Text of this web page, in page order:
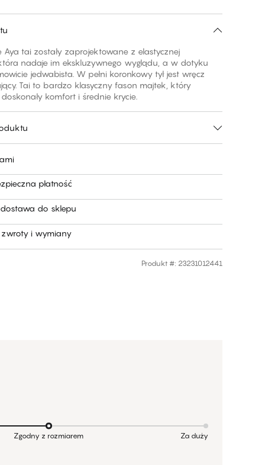
Aya tai zostały zaprojektowane z elastycznej
nadaje im ekskluzywnego wyglądu, a w dotyku
jedwabista. W pełni koronkowy tył jest wręcz
Tai to bardzo klasyczny fason majtek, który
komfort i średnie krycie.
płatność
do sklepu
i wymiany
Produkt #: 23231012441
Zgodny z rozmiarem Za duży